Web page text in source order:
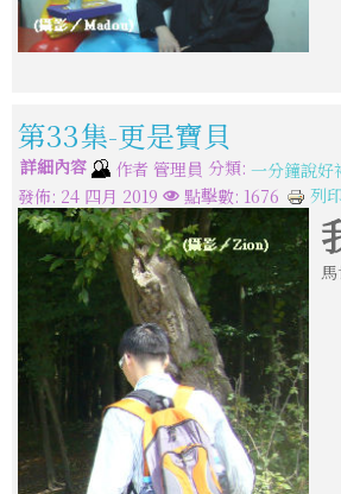
第33集-更是寶貝
詳細內容 作者 管理員 分類: 一分鐘說好
發佈: 24 四月 2019
點擊數: 1676 列